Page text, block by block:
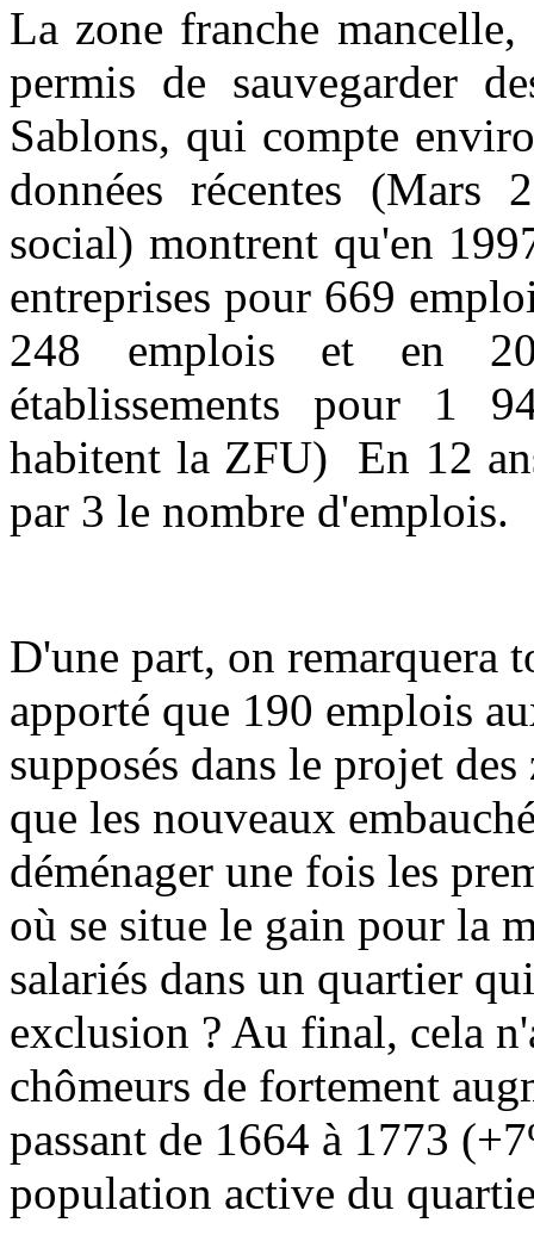
La zone franche
permis de sauvegarder
Sablons, qui compte
données récentes (Mars
social) montrent qu'en
entreprises pour 669
248 emplois et en
établissements pour 1
habitent la ZFU)
En 12
par 3 le nombre d'emplois.
D'une part, on remarquera
apporté que 190 emplois
supposés dans le projet
que les nouveaux
déménager une fois les
où se situe le gain pour la
salariés dans un quartier
exclusion ? Au final, cela
chômeurs de fortement
passant de 1664 à 1773
population active du